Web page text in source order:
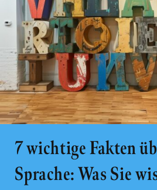
7 wichtige Fakten
Sprache: Was Sie